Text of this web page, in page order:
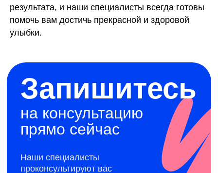
результата, и наши специалисты всегда готовы
помочь вам достичь прекрасной и здоровой
улыбки.